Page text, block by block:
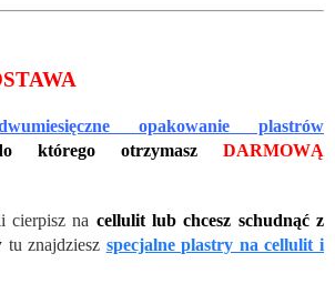
opakowanie plastrów
którego otrzymasz
DARMOWĄ
cierpisz na cellulit lub chcesz schudnąć z
tu znajdziesz specjalne plastry na cellulit i